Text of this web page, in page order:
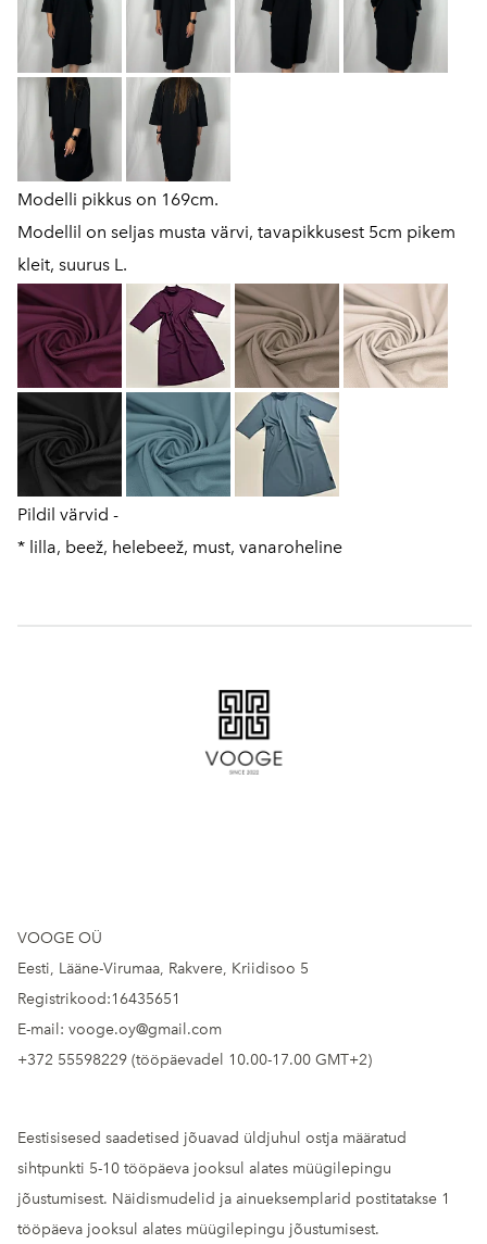
Modelli pikkus on 169cm.
Modellil on seljas musta värvi, tavapikkusest 5cm pikem
kleit, suurus L.
Pildil värvid -
* lilla, beež, helebeež, must, vanaroheline
VOOGE OÜ
Eesti, Lääne-Virumaa, Rakvere, Kriidisoo 5
Registrikood:16435651
E-mail: vooge.oy@gmail.com
+372 55598229 (tööpäevadel 10.00-17.00 GMT+2)
Eestisisesed saadetised jõuavad üldjuhul ostja määratud
sihtpunkti 5-10 tööpäeva jooksul alates müügilepingu
jõustumisest. Näidismudelid ja ainueksemplarid postitatakse 1
tööpäeva jooksul alates müügilepingu jõustumisest.